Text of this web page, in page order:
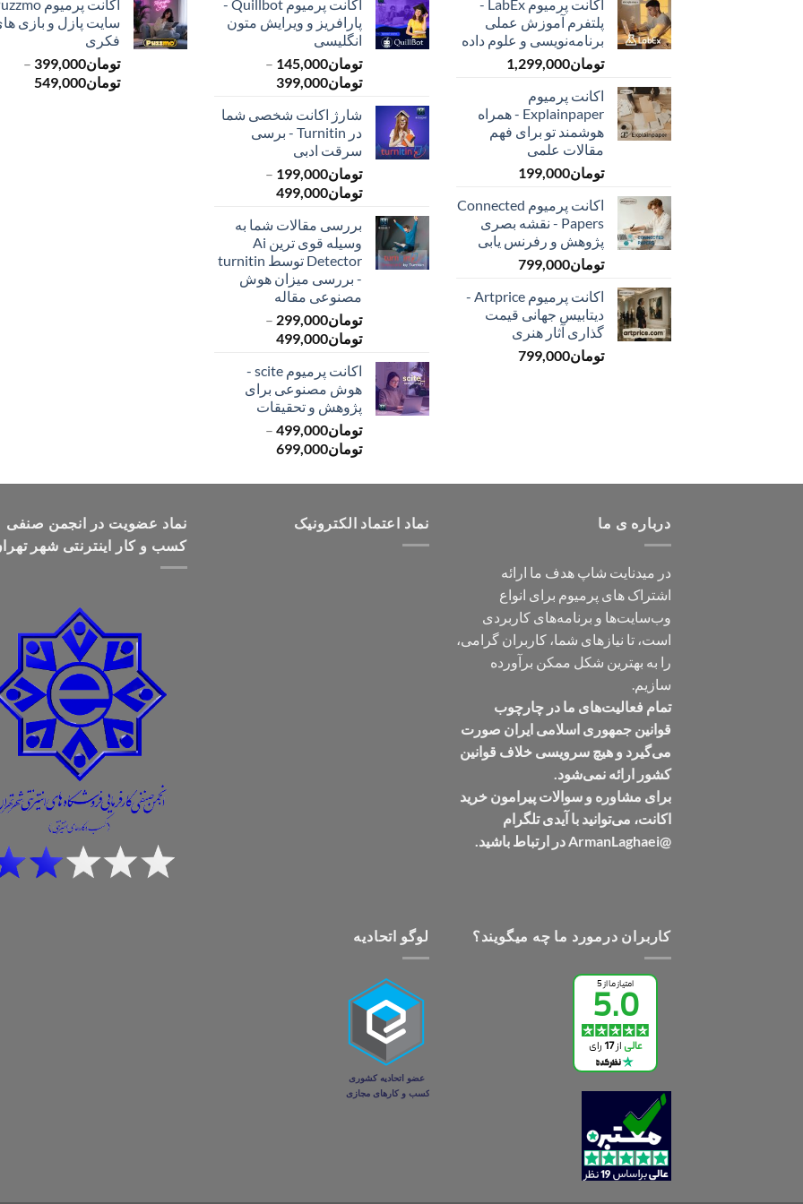
اکانت پرمیوم LabEx -
پلتفرم آموزش عملی
برنامه‌نویسی و علوم داده
تومان1,299,000
اکانت پرمیوم
Explainpaper - همراه
هوشمند تو برای فهم
مقالات علمی
تومان199,000
اکانت پرمیوم Connected
Papers - نقشه بصری
پژوهش و رفرنس یابی
تومان799,000
اکانت پرمیوم Artprice -
دیتابیس جهانی قیمت
‌گذاری آثار هنری
تومان799,000
اکانت پرمیوم Quillbot -
پارافریز و ویرایش متون
انگلیسی
تومان145,000
–
تومان399,000
تومان145,000
تا
شارژ اکانت شخصی شما
در Turnitin - برسی
سرقت ادبی
تومان199,000
–
تومان499,000محدوده
تومان199,000
تا
تومان499,000
بررسی مقالات شما به
وسیله قوی ترین Ai
Detector توسط turnitin
- بررسی میزان هوش
مصنوعی مقاله
تومان299,000
–
تومان499,000محدوده
تا
تومان499,000
اکانت پرمیوم scite -
هوش مصنوعی برای
پژوهش و تحقیقات
تومان499,000
–
تومان699,000محدوده
تومان499,000
سایت پازل و بازی
فکری
تومان399,000
–
تومان549,000
درباره ی ما
در میدنایت شاپ هدف ما ارائه
اشتراک های پرمیوم برای انواع
وب‌سایت‌ها و برنامه‌های کاربردی
است، تا نیازهای شما، کاربران گرامی،
را به بهترین شکل ممکن برآورده
سازیم.
تمام فعالیت‌های ما در چارچوب
قوانین جمهوری اسلامی ایران صورت
می‌گیرد و هیچ سرویسی خلاف قوانین
کشور ارائه نمی‌شود.
برای مشاوره و سوالات پیرامون خرید
اکانت، می‌توانید با آیدی تلگرام
@ArmanLaghaei در ارتباط باشید.
نماد اعتماد الکترونیک
نماد عضویت در انجمن صنفی
کسب و کار اینترنتی شهر
کاربران درمورد ما چه میگویند؟ لوگو اتحادیه